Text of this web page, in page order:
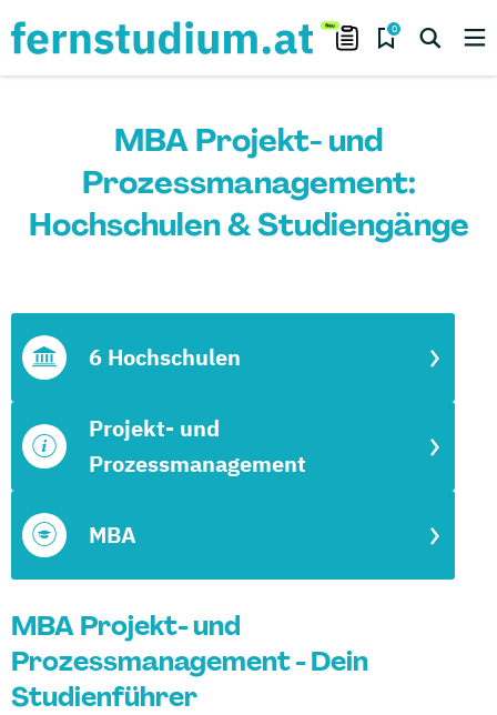
0
MBA Projekt- und
Prozessmanagement:
Hochschulen & Studiengänge
MBA
Projekt- und
Prozessmanagement
6 Hochschulen
MBA Projekt- und
Prozessmanagement - Dein
Studienführer